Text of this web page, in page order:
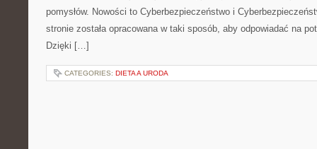
pomysłów. Nowości to Cyberbezpieczeństwo i
stronie została opracowana w taki sposób, aby odpowiadać na
Dzięki […]
CATEGORIES: DIETA A URODA